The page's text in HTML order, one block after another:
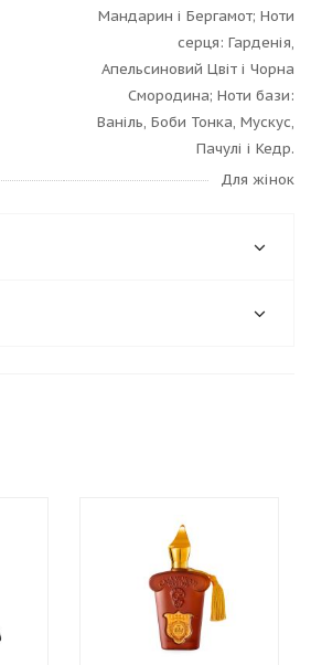
Мандарин і Бергамот; Ноти
серця: Гарденія,
Апельсиновий Цвіт і Чорна
Смородина; Ноти бази:
Ваніль, Боби Тонка, Мускус,
Пачулі і Кедр.
Для жінок